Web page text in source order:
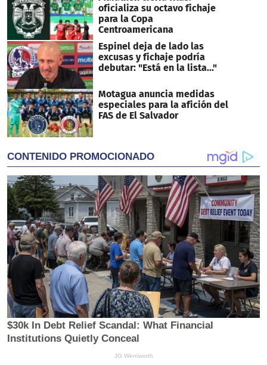
oficializa su octavo fichaje
para la Copa
Centroamericana
Espinel deja de lado las
excusas y fichaje podría
debutar: "Está en la lista..."
Motagua anuncia medidas
especiales para la afición del
FAS de El Salvador